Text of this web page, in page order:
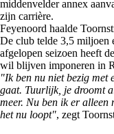
middenvelder annex
zijn carrière.
Feyenoord haalde
De club telde 3,5 miljoen
afgelopen seizoen heeft
wil blijven imponeren in
"Ik ben nu niet bezig met
gaat. Tuurlijk, je droomt
meer. Nu ben ik er alleen
het nu loopt", zegt